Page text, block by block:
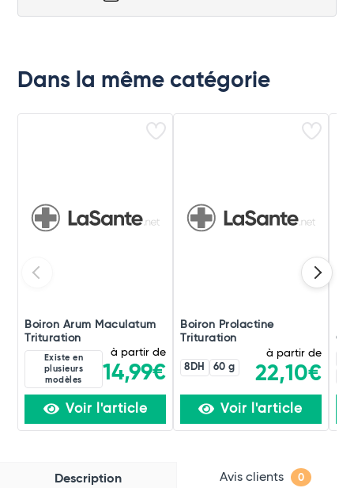
Dans la même catégorie
Boiron Arum Maculatum
Trituration
Existe en
plusieurs
modèles
à partir de
14,99€
Voir l'article
Boiron Prolactine
Trituration
8DH 60 g
à partir de
22,10€
Voir l'article
Description Avis clients 0